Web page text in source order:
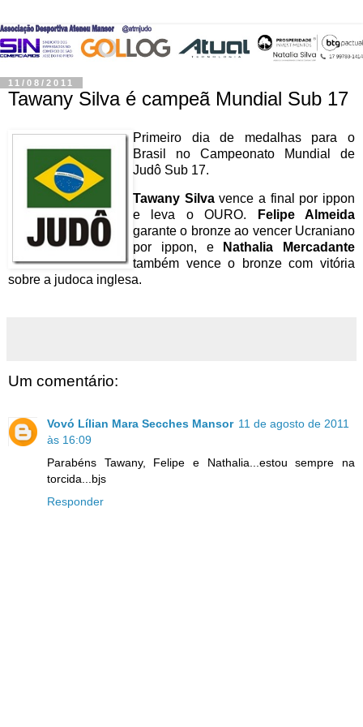
11/08/2011
Tawany Silva é campeã Mundial Sub 17
Primeiro dia de medalhas para o
Brasil no Campeonato Mundial de
Judô Sub 17.
Tawany Silvavence a final por ippon
e leva o OURO.
Felipe Almeida
garante o bronze ao vencer Ucraniano
por ippon, e
Nathalia Mercadante
também vence o bronze com vitória
sobre a judoca inglesa.
Um comentário:
Vovó Lílian Mara Secches Mansor 11 de agosto de 2011
às 16:09
Parabéns Tawany, Felipe e Nathalia...estou sempre na
torcida...bjs
Responder